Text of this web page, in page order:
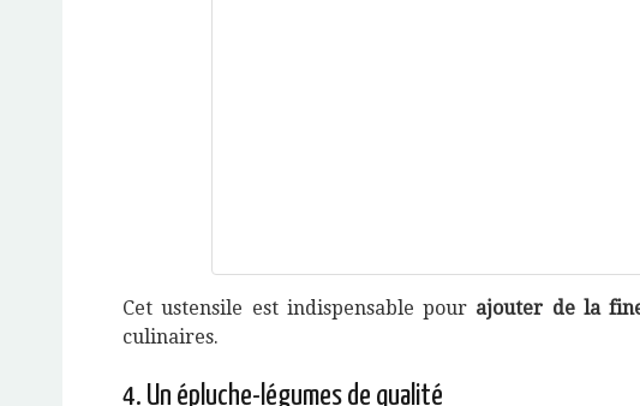
Cet ustensile est indispensable pour ajouter de la
culinaires.
4. Un épluche-légumes de qualité